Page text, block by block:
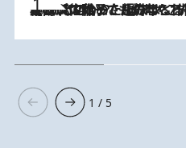
2026.8.5
【阿川佐和子さんの年とる力】なぜ70代で始めた趣味は“こんなに楽しい”のか？ ピアノ、俳句…スランプに陥っても続けられる“ある秘訣”とは
1 / 5